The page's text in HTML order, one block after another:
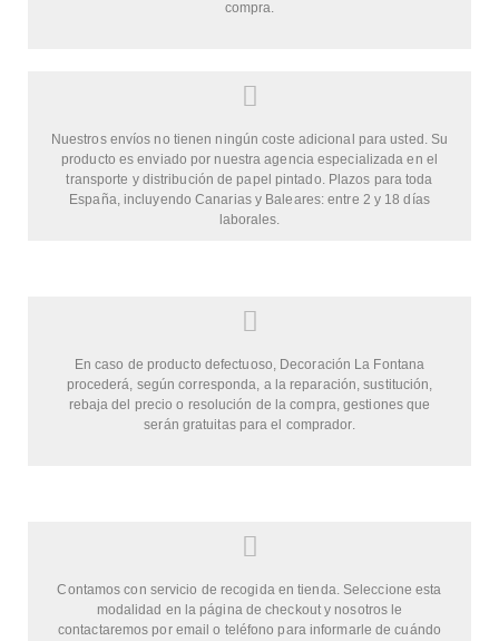
compra.
Nuestros envíos no tienen ningún coste adicional para usted. Su
producto es enviado por nuestra agencia especializada en el
transporte y distribución de papel pintado. Plazos para toda
España, incluyendo Canarias y Baleares: entre 2 y 18 días
laborales.
En caso de producto defectuoso, Decoración La Fontana
procederá, según corresponda, a la reparación, sustitución,
rebaja del precio o resolución de la compra, gestiones que
serán gratuitas para el comprador.
Contamos con servicio de recogida en tienda. Seleccione esta
modalidad en la página de checkout y nosotros le
contactaremos por email o teléfono para informarle de cuándo